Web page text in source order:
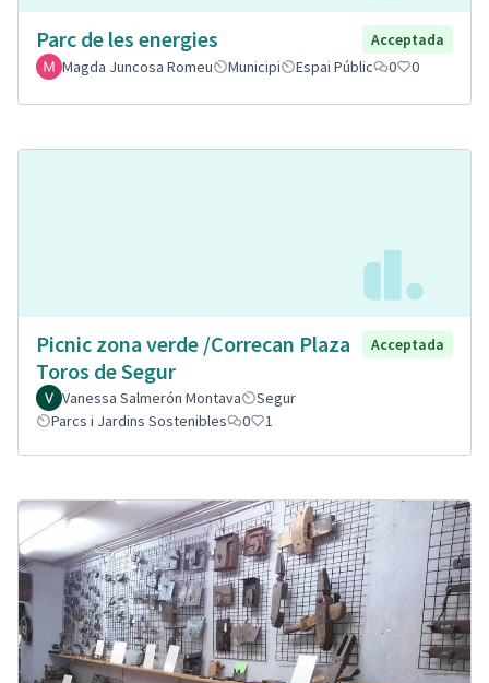
Parc de les energies
Acceptada
Magda Juncosa Romeu
Municipi Espai Públic 0 0
Picnic zona verde /Correcan Plaza
Toros de Segur
Acceptada
Vanessa Salmerón Montava
Segur
Parcs i Jardins Sostenibles
0 1